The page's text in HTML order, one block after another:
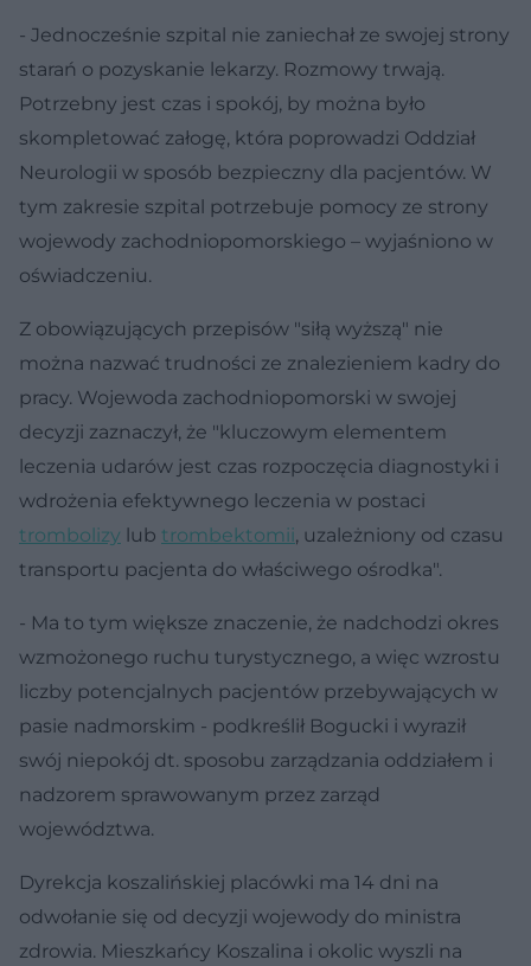
- Jednocześnie szpital nie zaniechał ze swojej strony
starań o pozyskanie lekarzy. Rozmowy trwają.
Potrzebny jest czas i spokój, by można było
skompletować załogę, która poprowadzi Oddział
Neurologii w sposób bezpieczny dla pacjentów. W
tym zakresie szpital potrzebuje pomocy ze strony
wojewody zachodniopomorskiego – wyjaśniono w
oświadczeniu.
Z obowiązujących przepisów "siłą wyższą" nie
można nazwać trudności ze znalezieniem kadry do
pracy. Wojewoda zachodniopomorski w swojej
decyzji zaznaczył, że "kluczowym elementem
leczenia udarów jest czas rozpoczęcia diagnostyki i
wdrożenia efektywnego leczenia w postaci
trombolizy lub trombektomii, uzależniony od czasu
transportu pacjenta do właściwego ośrodka".
- Ma to tym większe znaczenie, że nadchodzi okres
wzmożonego ruchu turystycznego, a więc wzrostu
liczby potencjalnych pacjentów przebywających w
pasie nadmorskim - podkreślił Bogucki i wyraził
swój niepokój dt. sposobu zarządzania oddziałem i
nadzorem sprawowanym przez zarząd
województwa.
Dyrekcja koszalińskiej placówki ma 14 dni na
odwołanie się od decyzji wojewody do ministra
zdrowia. Mieszkańcy Koszalina i okolic wyszli na